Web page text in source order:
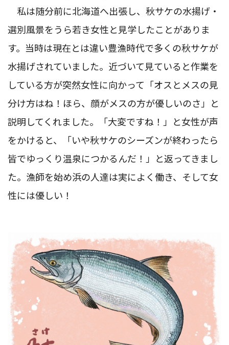
私は随分前に北海道へ出張し、秋サケの水揚げ・
選別風景をうら若き女性と見学したことがありま
す。当時は現在とは違い豊漁時代で多くの秋サケが
水揚げされていました。近づいて見ていると作業を
している方が突然女性に向かって「オスとメスの見
分け方はね！ほら、顔がメスの方が優しいのさ」と
説明してくれました。「大変ですね！」と女性が声
をかけると、「いや秋サケのシーズンが終わったら
皆でゆっくり温泉につかるんだ！」と返ってきまし
た。漁師を始め浜の人達は実によく働き、そして女
性には優しい！